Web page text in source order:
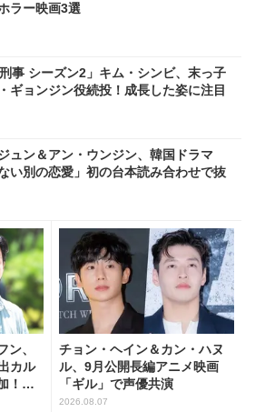
ラー映画3選
刑事 シーズン2」キム・シンビ、末っ子
ギョンジン役続投！成長した姿に注目
ュン＆アン・ウンジン、韓国ドラマ
い別の恋愛」初の台本読み合わせで抜
ン、
カル
！
チョン・ヘイン＆カン・ハヌ
ル、9月公開長編アニメ映画
「ギル」で声優共演
2026.08.07